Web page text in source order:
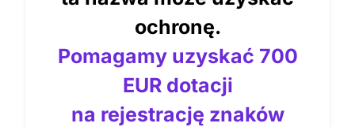
ochronę.
Pomagamy uzyskać 700
EUR dotacji
na rejestrację znaków